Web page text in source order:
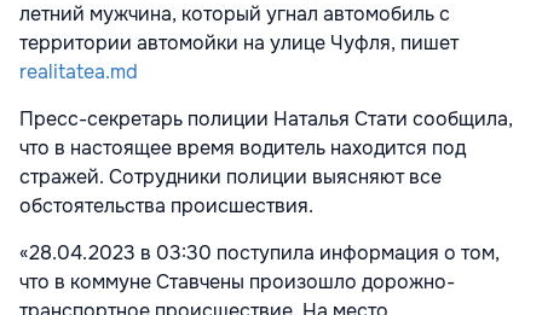
летний мужчина, который угнал автомобиль с
территории автомойки на улице Чуфля, пишет
realitatea.md
Пресс-секретарь полиции Наталья Стати сообщила,
что в настоящее время водитель находится под
стражей. Сотрудники полиции выясняют все
обстоятельства происшествия.
«28.04.2023 в 03:30 поступила информация о том,
что в коммуне Ставчены произошло дорожно-